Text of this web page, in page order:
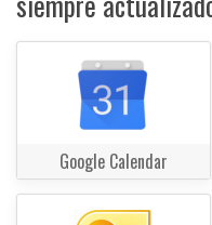
Google Calendar